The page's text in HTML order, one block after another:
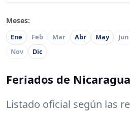
Meses:
Ene Feb Mar Abr May Jun
Nov
Dic
Feriados de
Listado oficial según las